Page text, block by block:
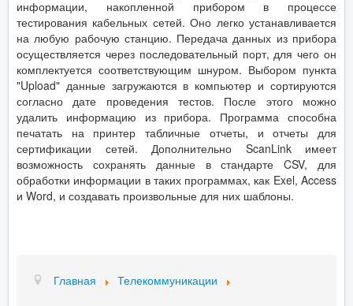
информации, накопленной прибором в процессе
тестирования кабельных сетей. Оно легко устанавливается
на любую рабочую станцию. Передача данных из прибора
осуществляется через последовательный порт, для чего он
комплектуется соответствующим шнуром. Выбором пункта
"Upload" данные загружаются в компьютер и сортируются
согласно дате проведения тестов. После этого можно
удалить информацию из прибора. Программа способна
печатать на принтер табличные отчеты, и отчеты для
сертификации сетей. Дополнительно ScanLink имеет
возможность сохранять данные в стандарте CSV, для
обработки информации в таких программах, как Exel, Access
и Word, и создавать произвольные для них шаблоны.
Главная Телекоммуникации